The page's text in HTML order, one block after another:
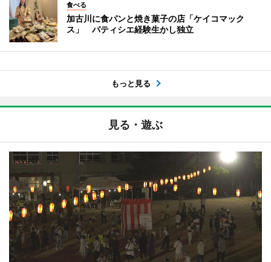
食べる
加古川に食パンと焼き菓子の店「ケイコマック
ス」 パティシエ経験生かし独立
もっと見る
見る・遊ぶ